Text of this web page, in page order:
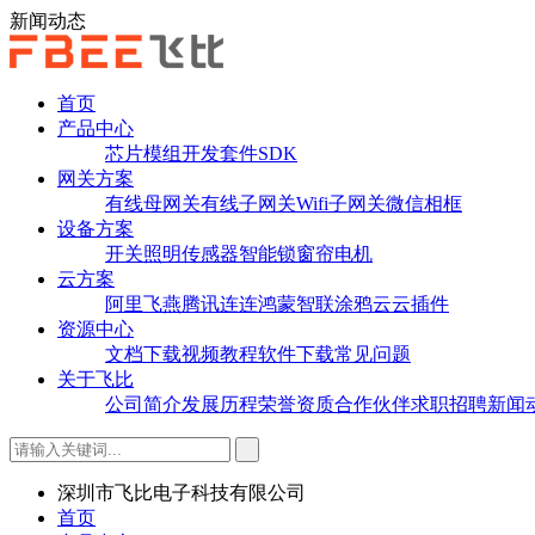
新闻动态
首页
产品中心
芯片模组开发套件SDK
网关方案
有线母网关有线子网关Wifi子网关微信相框
设备方案
开关照明传感器智能锁窗帘电机
云方案
阿里飞燕腾讯连连鸿蒙智联涂鸦云云插件
资源中心
文档下载视频教程软件下载常见问题
关于飞比
公司简介发展历程荣誉资质合作伙伴求职招聘新闻
深圳市飞比电子科技有限公司
首页